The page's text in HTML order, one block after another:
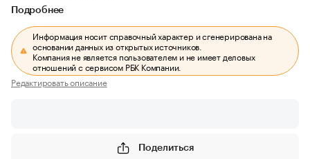
Подробнее
Информация носит справочный характер и сгенерирована на
основании данных из открытых источников.
Компания не является пользователем и не имеет деловых
отношений с сервисом РБК Компании.
Редактировать описание
Поделиться